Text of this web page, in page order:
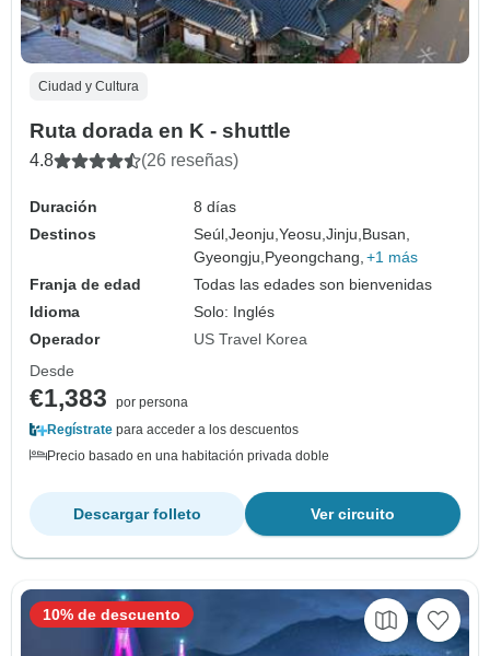
Ciudad y Cultura
Ruta dorada en K - shuttle
4.8 (26 reseñas)
Duración
8 días
Destinos
Seúl,Jeonju,Yeosu,Jinju, Busan,
Gyeongju, Pyeongchang, +1 más
Franja de edad
Todas las edades son bienvenidas
Idioma
Solo: Inglés
Operador
US Travel Korea
Desde
€1,383
por persona
Regístrate para acceder a los descuentos
Precio basado en una habitación privada doble
Ver circuito
Descargar folleto
10% de descuento